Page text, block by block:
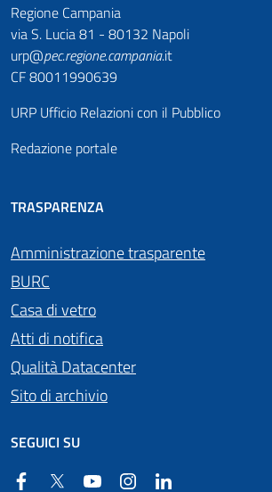
Regione Campania
via S. Lucia 81 - 80132 Napoli
urp@pec.regione.campania.it
CF 80011990639
URP Ufficio Relazioni con il Pubblico
Redazione portale
TRASPARENZA
Amministrazione trasparente
BURC
Casa di vetro
Atti di notifica
Qualità Datacenter
Sito di archivio
SEGUICI SU
FacebookTwitter YouTube Instagram